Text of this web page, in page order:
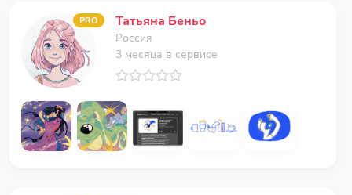
PRO Татьяна Беньо
Россия
3 месяца в сервисе